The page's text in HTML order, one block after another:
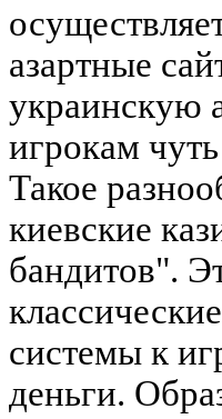
азартные
украинскую
игрокам
Такое
киевские
бандитов".
системы к
деньги.